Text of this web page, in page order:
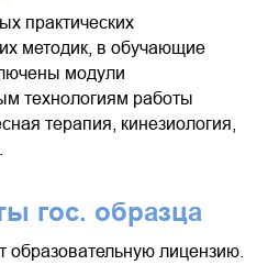
практических
методик, в обучающие
модули
технологиям работы
терапия, кинезиология,
гос. образца
образовательную лицензию.